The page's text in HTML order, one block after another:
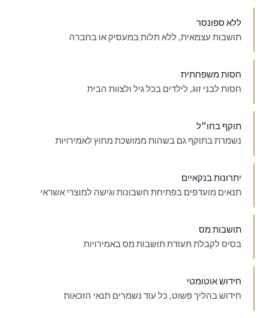
ללא ספונסר
תושבות עצמאית, ללא תלות במעסיק או בחברה
חסות משפחתית
חסות לבני זוג, לילדים בכל גיל ולצוות הבית
תוקף בחו״ל
נשמרת בתוקף גם בשהות ממושכת מחוץ לאמירויות
יתרונות בנקאיים
תנאים מועדפים בפתיחת חשבונות וגישה למוצרי אשראי
תושבות מס
בסיס לקבלת תעודת תושבות מס באמירויות
חידוש אוטומטי
חידוש בהליך פשוט, כל עוד נשמרים תנאי הזכאות